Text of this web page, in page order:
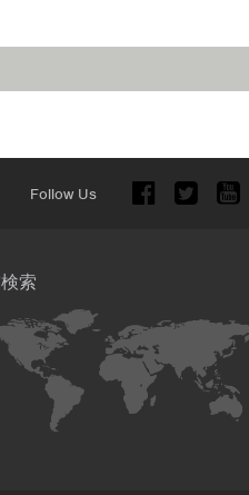
Follow Us
索